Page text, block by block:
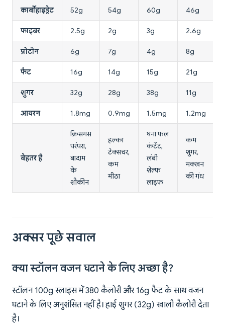
कार्बोहाइड्रेट 52g 54g 60g 46g
फाइबर 2.5g 2g 3g 2.6g
प्रोटीन 6g 7g 4g 8g
फैट 16g 14g 15g 21g
शुगर 32g 28g 38g 11g
आयरन 1.8mg 0.9mg 1.5mg 1.2mg
बेहतर है
क्रिसमस
परंपरा,
बादाम
के
शौकीन
हल्का
टेक्सचर,
कम
मीठा
घना फल
कंटेंट,
लंबी
शेल्फ
लाइफ
कम
शुगर,
मक्खन
की गंध
अक्सर पूछे सवाल
क्या स्टॉलन वजन घटाने के लिए अच्छा है?
स्टॉलन 100g स्लाइस में 380 कैलोरी और 16g फैट के साथ वजन
घटाने के लिए अनुशंसित नहीं है। हाई शुगर (32g) खाली कैलोरी देता
है।